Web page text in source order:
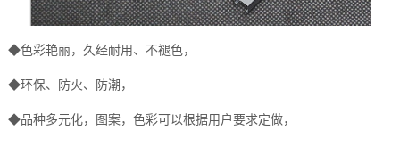
◆色彩艳丽，久经耐用、不褪色，
◆环保、防火、防潮，
◆品种多元化，图案，色彩可以根据用户要求定做，